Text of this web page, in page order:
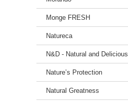
Monge FRESH
Natureca
N&D - Natural and Delicious
Nature’s Protection
Natural Greatness